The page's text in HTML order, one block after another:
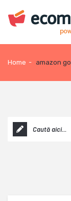
Home - amazon go